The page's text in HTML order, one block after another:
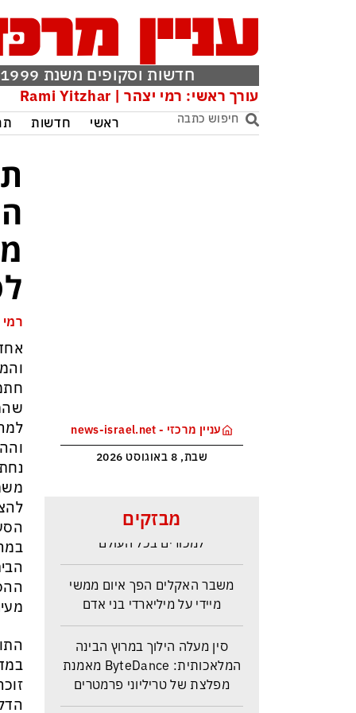
חדשות וסקופים משנת 1999
עורך ראשי: רמי יצהר | Rami Yitzhar
ראשי חדשות
עניין מרכזי - news-israel.net
שבת, 8 באוגוסט 2026
מבזקים
הקולומביאני ייקר את הקוקאין
למכורים בכל העולם
משבר האקלים הפך איום ממשי
מיידי על מיליארדי בני אדם
סין מעלה הילוך במרוץ הבינה
המלאכותית: ByteDance מאמנת
מפלצת של טריליוני פרמטרים